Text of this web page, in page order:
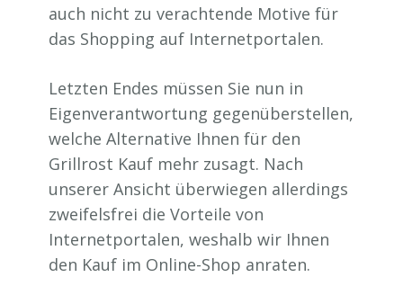
auch nicht zu verachtende Motive für
das Shopping auf Internetportalen.
Letzten Endes müssen Sie nun in
Eigenverantwortung gegenüberstellen,
welche Alternative Ihnen für den
Grillrost Kauf mehr zusagt. Nach
unserer Ansicht überwiegen allerdings
zweifelsfrei die Vorteile von
Internetportalen, weshalb wir Ihnen
den Kauf im Online-Shop anraten.